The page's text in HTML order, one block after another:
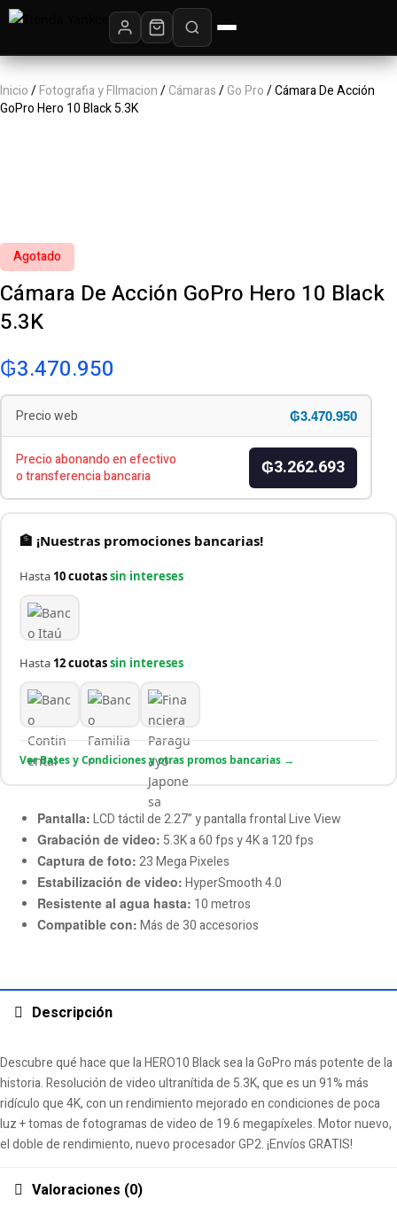
Inicio/Fotografia y FIlmacion/Cámaras/Go Pro/ Cámara De Acción
GoPro Hero 10 Black 5.3K
Agotado
Cámara De Acción GoPro Hero 10 Black
5.3K
₲3.470.950
Precio web ₲3.470.950
Precio abonando en efectivo
o transferencia bancaria
₲3.262.693
🏦 ¡Nuestras promociones bancarias!
Hasta 10 cuotassin intereses
Hasta 12 cuotassin intereses
Ver Bases y Condiciones y otras promos bancarias →
Pantalla: LCD táctil de 2.27” y pantalla frontal Live View
Grabación de video: 5.3K a 60 fps y 4K a 120 fps
Captura de foto: 23 Mega Pixeles
Estabilización de video: HyperSmooth 4.0
Resistente al agua hasta: 10 metros
Compatible con: Más de 30 accesorios
Descripción
Descubre qué hace que la HERO10 Black sea la GoPro más potente de la
historia. Resolución de video ultranítida de 5.3K, que es un 91% más
ridículo que 4K, con un rendimiento mejorado en condiciones de poca
luz + tomas de fotogramas de video de 19.6 megapíxeles. Motor nuevo,
el doble de rendimiento, nuevo procesador GP2. ¡Envíos GRATIS!
Valoraciones (0)